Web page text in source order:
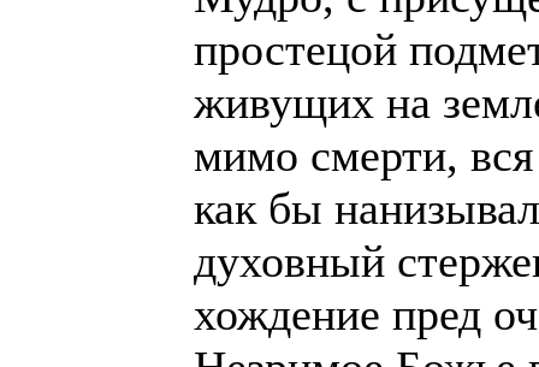
простецой
живущих на
мимо смерти,
как бы
духовный
хождение пред